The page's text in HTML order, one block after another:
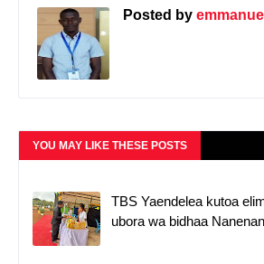
Posted by
YOU MAY LIKE THESE POSTS
TBS Yaendelea kutoa
ubora wa bidhaa